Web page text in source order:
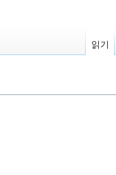
읽기